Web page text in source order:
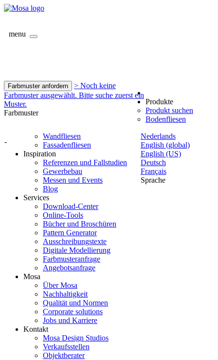
menu
Farbmuster anfordern
> Noch keine
Farbmuster ausgewählt. Bitte suche zuerst ein
Muster.
Farbmuster
-
Nederlands
English (global)
English (US)
Deutsch
Français
Sprache
Produkte
Produkt suchen
Bodenfliesen
Wandfliesen
Fassadenfliesen
Inspiration
Referenzen und Fallstudien
Gewerbebau
Messen und Events
Blog
Services
Download-Center
Online-Tools
Bücher und Broschüren
Pattern Generator
Ausschreibungstexte
Digitale Modellierung
Farbmusteranfrage
Angebotsanfrage
Mosa
Über Mosa
Nachhaltigkeit
Qualität und Normen
Corporate solutions
Jobs und Karriere
Kontakt
Mosa Design Studios
Verkaufsstellen
Objektberater